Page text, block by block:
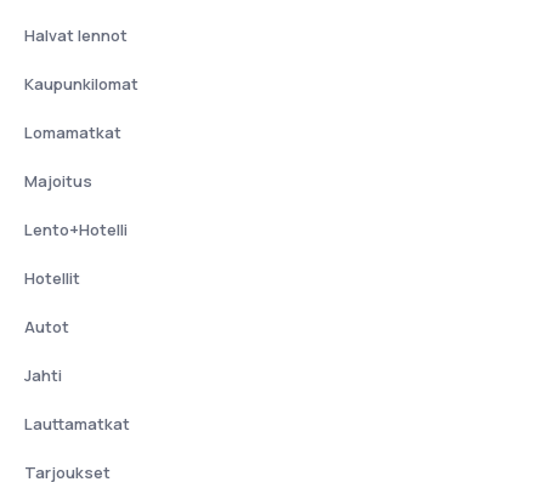
Halvat lennot
Kaupunkilomat
Lomamatkat
Majoitus
Lento+Hotelli
Hotellit
Autot
Jahti
Lauttamatkat
Tarjoukset